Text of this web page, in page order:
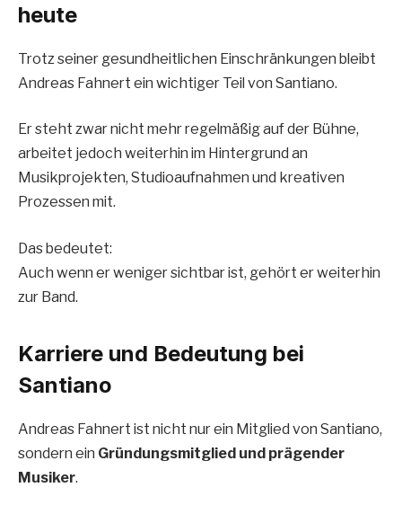
heute
Trotz seiner gesundheitlichen Einschränkungen bleibt
Andreas Fahnert ein wichtiger Teil von Santiano.
Er steht zwar nicht mehr regelmäßig auf der Bühne,
arbeitet jedoch weiterhin im Hintergrund an
Musikprojekten, Studioaufnahmen und kreativen
Prozessen mit.
Das bedeutet:
Auch wenn er weniger sichtbar ist, gehört er weiterhin
zur Band.
Karriere und Bedeutung bei
Santiano
Andreas Fahnert ist nicht nur ein Mitglied von Santiano,
sondern ein Gründungsmitglied und prägender
Musiker.